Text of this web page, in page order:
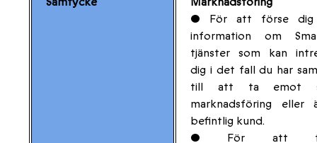
• För att förse dig
information om
tjänster som kan
dig i det fall du har
till att ta emot
marknadsföring eller
befintlig kund.
• För att